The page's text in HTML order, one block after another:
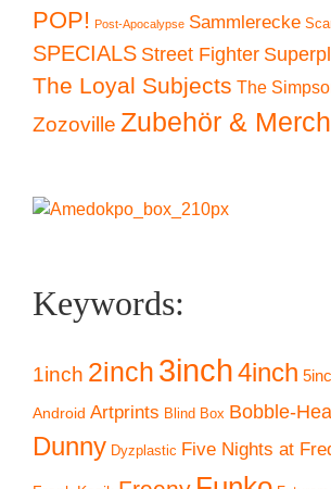
POP! Post-Apocalypse Sammlerecke
SPECIALS Street Fighter
The Loyal Subjects The
Zozoville Zubehör &
Keywords:
1inch 2inch 3inch4inch
Android Artprints Blind Box Bobble-
Dunny Dyzplastic Five Nights at